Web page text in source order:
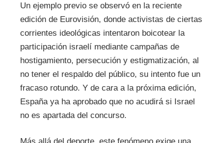
Un ejemplo previo se observó en la reciente
edición de Eurovisión, donde activistas de ciertas
corrientes ideológicas intentaron boicotear la
participación israelí mediante campañas de
hostigamiento, persecución y estigmatización, al
no tener el respaldo del público, su intento fue un
fracaso rotundo. Y de cara a la próxima edición,
España ya ha aprobado que no acudirá si Israel
no es apartada del concurso.